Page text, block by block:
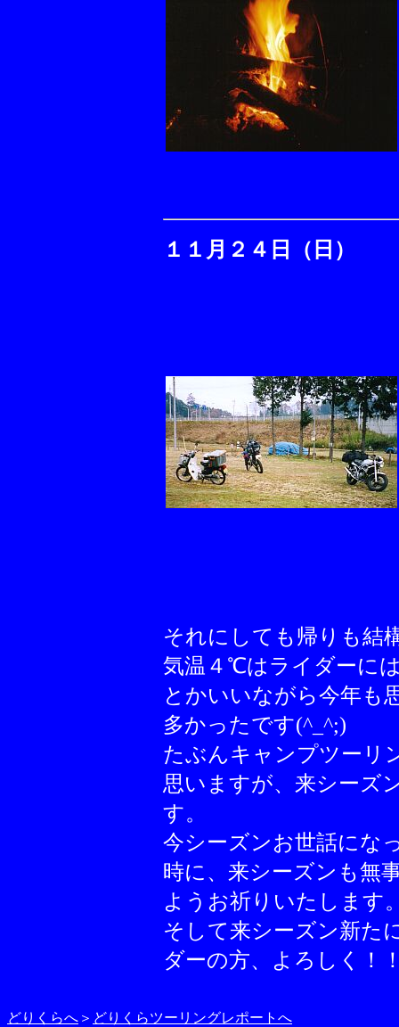
１１月２４日（日）
それにしても帰りも結
気温４℃はライダーに
とかいいながら今年も
多かったです(^_^;)
たぶんキャンプツーリ
思いますが、来シーズ
す。
今シーズンお世話にな
時に、来シーズンも無
ようお祈りいたします
そして来シーズン新た
ダーの方、よろしく！
どりくらへ ＞ どりくらツーリングレポートへ